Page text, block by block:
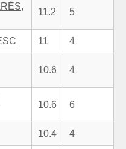
11.2 5
11 4
10.6 4
10.6 6
10.4 4